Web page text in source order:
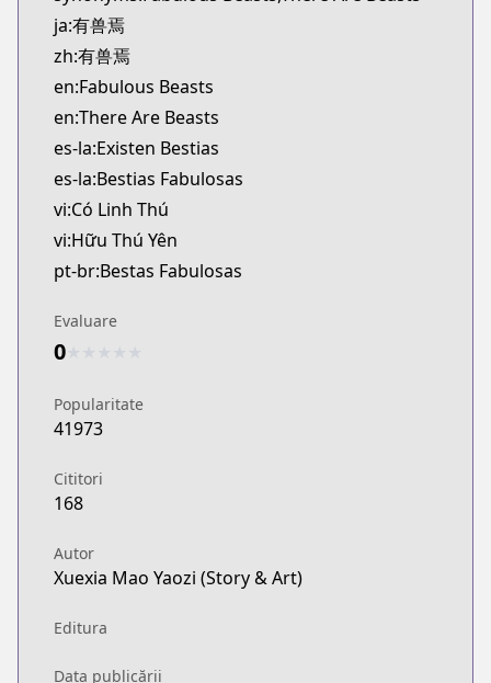
ja:有兽焉
zh:有兽焉
en:Fabulous Beasts
en:There Are Beasts
es-la:Existen Bestias
es-la:Bestias Fabulosas
vi:Có Linh Thú
vi:Hữu Thú Yên
pt-br:Bestas Fabulosas
Evaluare
0
Popularitate
41973
Cititori
168
Autor
Xuexia Mao Yaozi (Story & Art)
Editura
Data publicării